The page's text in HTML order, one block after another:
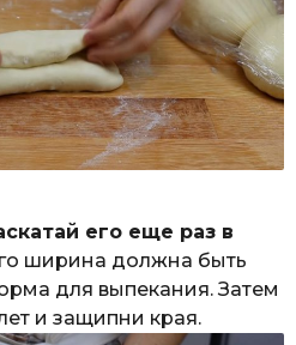
его еще раз в
ширина должна быть
для выпекания. Затем
и защипни края.